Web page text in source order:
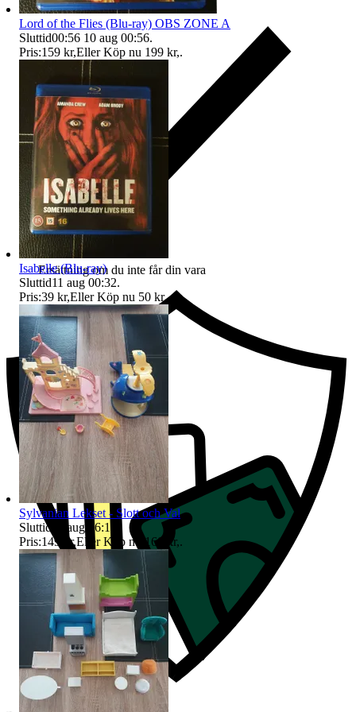
Ersättning om du inte får din vara
Lord of the Flies (Blu-ray) OBS ZONE A
Sluttid00:56 10 aug 00:56.
Pris:159 kr,Eller Köp nu 199 kr,.
Isabelle (Blu-ray)
Sluttid11 aug 00:32.
Pris:39 kr,Eller Köp nu 50 kr,.
Sylvanian Lekset - Slott och Val
Sluttid
11 aug 16:10
Pris:149 kr,Eller Köp nu 160 kr,.